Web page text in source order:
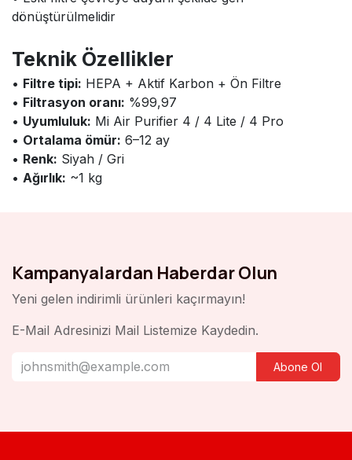
dönüştürülmelidir
Teknik Özellikler
• Filtre tipi: HEPA + Aktif Karbon + Ön Filtre
• Filtrasyon oranı: %99,97
• Uyumluluk: Mi Air Purifier 4 / 4 Lite / 4 Pro
• Ortalama ömür: 6–12 ay
• Renk: Siyah / Gri
• Ağırlık: ~1 kg
Kampanyalardan Haberdar Olun
Yeni gelen indirimli ürünleri kaçırmayın!
E-Mail Adresinizi Mail Listemize Kaydedin.
Abone Ol